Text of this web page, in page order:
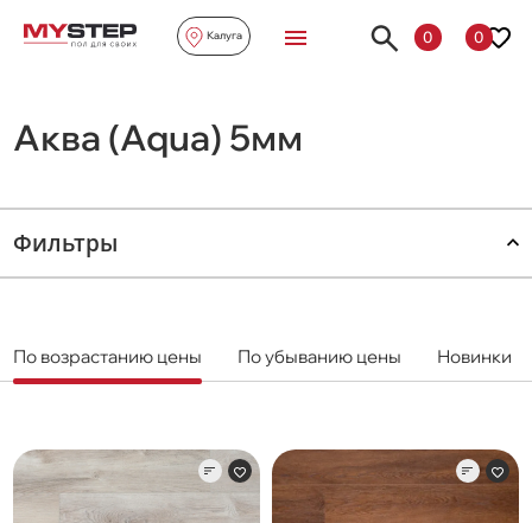
Калуга 0 0
Аква (Aqua) 5мм
Фильтры
По возрастанию цены По убыванию цены Новинки